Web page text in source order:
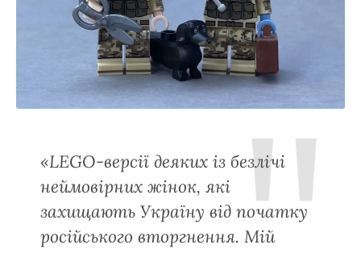
«LEGO-версії деяких із безлічі
неймовірних жінок, які
захищають Україну від початку
російського вторгнення. Мій